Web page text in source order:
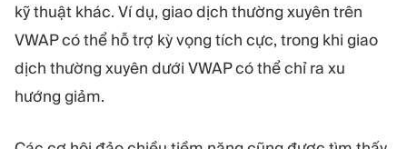
kỹ thuật khác. Ví dụ, giao dịch thường xuyên trên
VWAP có thể hỗ trợ kỳ vọng tích cực, trong khi giao
dịch thường xuyên dưới VWAP có thể chỉ ra xu
hướng giảm.